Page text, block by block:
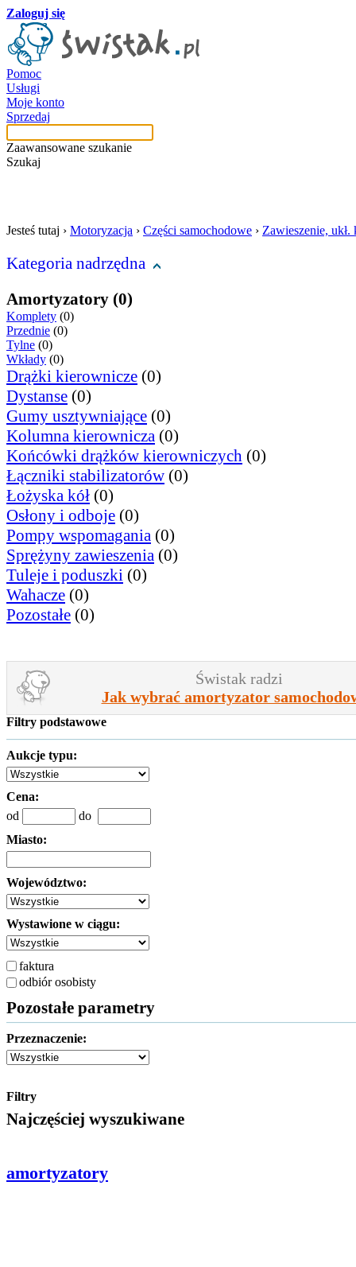
Zaloguj się
Pomoc
Usługi
Moje konto
Sprzedaj
Zaawansowane szukanie
Szukaj
Jesteś tutaj › Motoryzacja › Części samochodowe › Zawieszenie,
Kategoria nadrzędna
Amortyzatory (0)
Komplety (0)
Przednie (0)
Tylne (0)
Wkłady (0)
Drążki kierownicze (0)
Dystanse (0)
Gumy usztywniające (0)
Kolumna kierownicza (0)
Końcówki drążków kierowniczych (0)
Łączniki stabilizatorów (0)
Łożyska kół (0)
Osłony i odboje (0)
Pompy wspomagania (0)
Sprężyny zawieszenia (0)
Tuleje i poduszki (0)
Wahacze (0)
Pozostałe (0)
Świstak radzi
Jak wybrać amortyzator
Filtry podstawowe
Aukcje typu:
Cena:
od
do
Miasto:
Województwo:
Wystawione w ciągu:
faktura
odbiór osobisty
Pozostałe parametry
Przeznaczenie:
Filtry
Najczęściej wyszukiwane
amortyzatory